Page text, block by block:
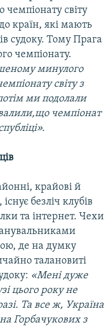
чемпіонату світу
країн, які мають
судоку. Тому Прага
чемпіонату.
минулого
світу з
ми подолали
чемпіонат
крайові й
безліч клубів
та інтернет. Чехи
де на думку
талановиті
«Мені дуже
цього року не
Та все ж, Україна
Горбачукових з